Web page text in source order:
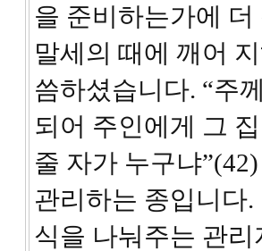
을 준비하는가에
말세의 때에 깨어
씀하셨습니다. “주
되어 주인에게 그
줄 자가 누구냐
관리하는 종입니다
식을 나눠주는 관